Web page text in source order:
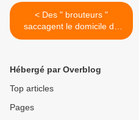
< Des " brouteurs "
saccagent le domicile de
leur marabout et trouvent la
Hébergé par Overblog
Top articles
Pages